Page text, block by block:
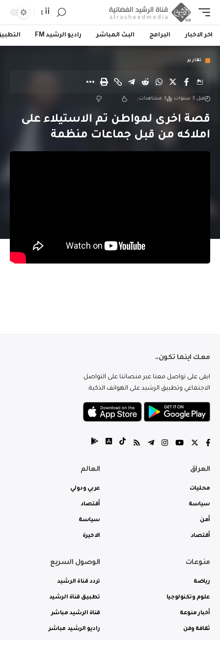
أأ
اخر الاخبار البرامج البث المباشر راديو الرشيد FM
تقارير
قبل 3 سنوات 3 مشاهدات
قصة اخرى لمواطن تم الاستيلاء على
املاكه من قبل جماعات منظمة
معك اينما تكون..
ابقى على تواصل معنا عبر منصاتنا على التواصل
الاجتماعي وتطبيق الرشيد على الهواتف الذكية.
العراق
محليات
سياسة
أمن
أقتصاد
العالم
عربي ودولي
أقتصاد
سياسة
الاخيرة
منوعات
رياضة
علوم وتكنولوجيا
أخبار منوعة
ثقافة وفن
الوصول السريع
تردد قناة الرشيد
تطبيق قناة الرشيد
قناة الرشيد مباشر
راديو الرشيد مباشر